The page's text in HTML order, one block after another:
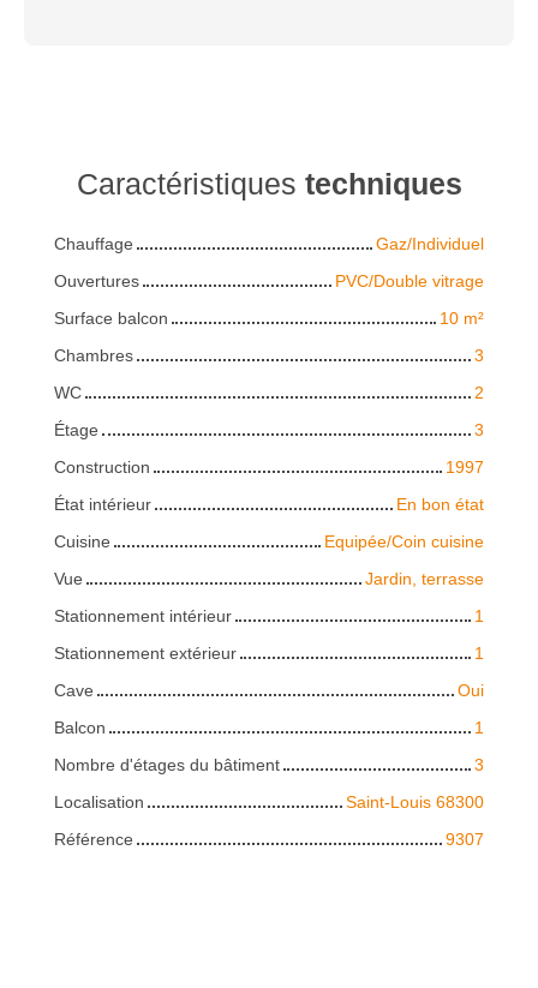
Caractéristiques techniques
Chauffage
Gaz/Individuel
Ouvertures
PVC/Double vitrage
Surface balcon
10 m²
Chambres
3
WC
2
Étage
3
Construction
1997
État intérieur
En bon état
Cuisine
Equipée/Coin cuisine
Vue
Jardin, terrasse
Stationnement intérieur
1
Stationnement extérieur
1
Cave
Oui
Balcon
1
Nombre d'étages du bâtiment
3
Localisation
Saint-Louis 68300
Référence
9307